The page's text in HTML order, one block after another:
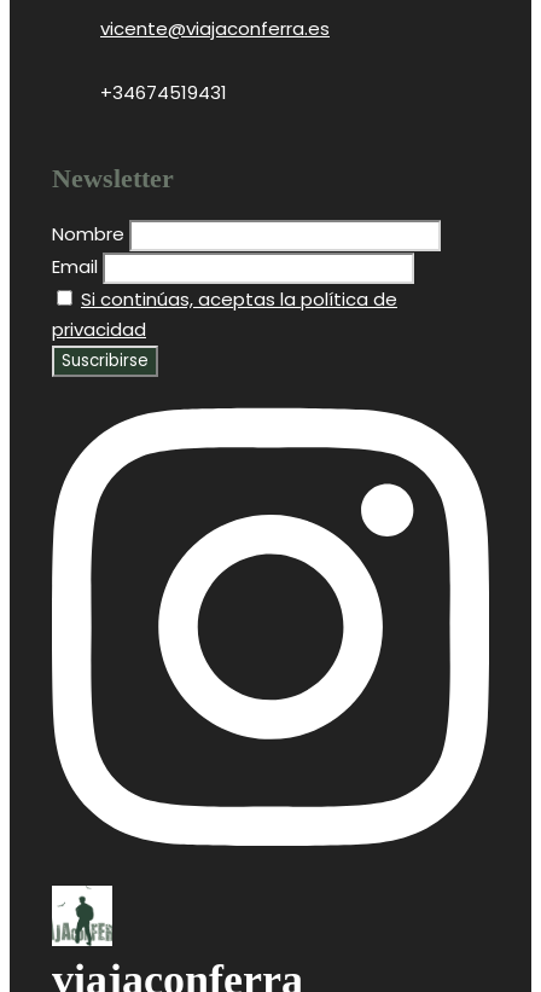
vicente@viajaconferra.es
+34674519431
Newsletter
Nombre
Email
Si continúas, aceptas la política de
privacidad
viajaconferra